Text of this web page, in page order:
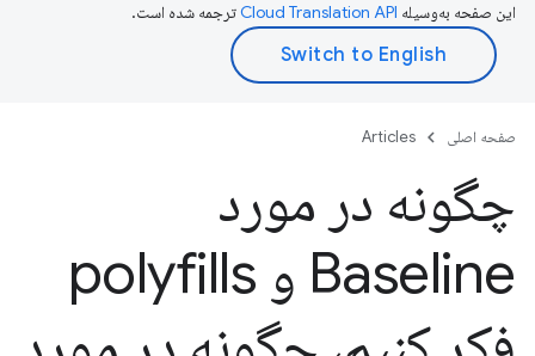
این صفحه به‌وسیله ترجمه شده است.
صفحه اصلی Articles
چگونه در مورد
Baseline و polyfills